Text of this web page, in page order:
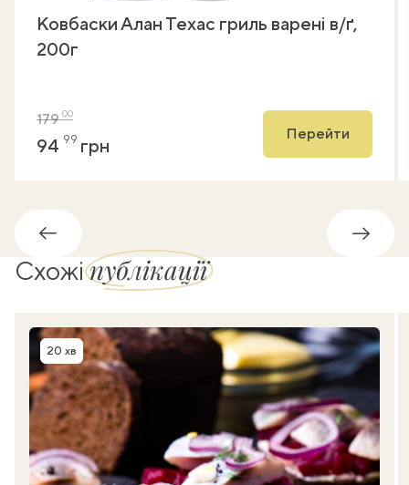
Ковбаски Алан Техас гриль варені в/ґ,
200г
17900
94 99 грн
Перейти
Назад
Схожіпублікації
Час приготування
20 хв